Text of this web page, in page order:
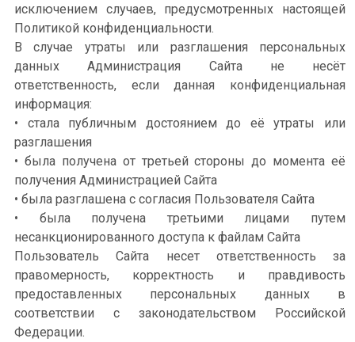
исключением случаев, предусмотренных настоящей
Политикой конфиденциальности.
В случае утраты или разглашения персональных
данных Администрация Сайта не несёт
ответственность, если данная конфиденциальная
информация:
• стала публичным достоянием до её утраты или
разглашения
• была получена от третьей стороны до момента её
получения Администрацией Сайта
• была разглашена с согласия Пользователя Сайта
• была получена третьими лицами путем
несанкционированного доступа к файлам Сайта
Пользователь Сайта несет ответственность за
правомерность, корректность и правдивость
предоставленных персональных данных в
соответствии с законодательством Российской
Федерации.